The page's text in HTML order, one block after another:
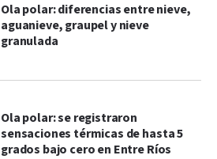
Ola polar: diferencias entre nieve,
aguanieve, graupel y nieve
granulada
Ola polar: se registraron
sensaciones térmicas de hasta 5
grados bajo cero en Entre Ríos